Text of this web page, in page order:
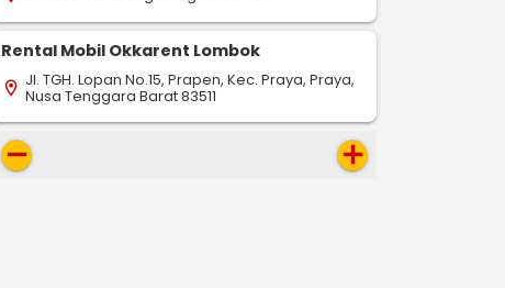
Rental Mobil Okkarent Lombok
location_on Jl. TGH. Lopan No.15, Prapen, Kec. Praya, Praya,
Nusa Tenggara Barat 83511
remove add